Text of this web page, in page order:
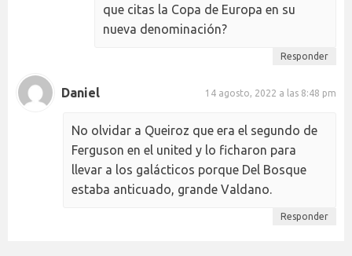
que citas la Copa de Europa en su
nueva denominación?
Responder
Daniel 14 agosto, 2022 a las 8:48 pm
No olvidar a Queiroz que era el segundo de
Ferguson en el united y lo ficharon para
llevar a los galácticos porque Del Bosque
estaba anticuado, grande Valdano.
Responder